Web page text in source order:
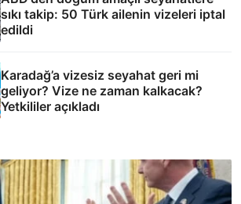
sıkı takip: 50 Türk ailenin vizeleri iptal
edildi
Karadağ’a vizesiz seyahat geri mi
geliyor? Vize ne zaman kalkacak?
Yetkililer açıkladı